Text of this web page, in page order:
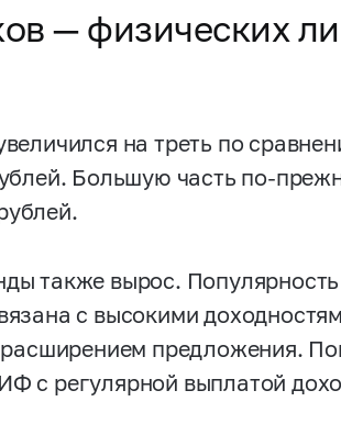
— физических
на треть по
Большую часть по-
также вырос.
с высокими
расширением предложения.
с регулярной выплатой